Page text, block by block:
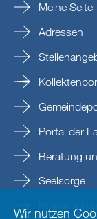
Meine Seite
Adressen
Portal der
Beratung
Seelsorge
Wir nutzen